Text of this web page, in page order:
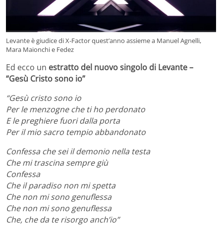
Levante è giudice di X-Factor quest’anno assieme a Manuel Agnelli,
Mara Maionchi e Fedez
Ed ecco un estratto del nuovo singolo di Levante –
“Gesù Cristo sono io”
“Gesù cristo sono io
Per le menzogne che ti ho perdonato
E le preghiere fuori dalla porta
Per il mio sacro tempio abbandonato
Confessa che sei il demonio nella testa
Che mi trascina sempre giù
Confessa
Che il paradiso non mi spetta
Che non mi sono genuflessa
Che non mi sono genuflessa
Che, che da te risorgo anch’io”